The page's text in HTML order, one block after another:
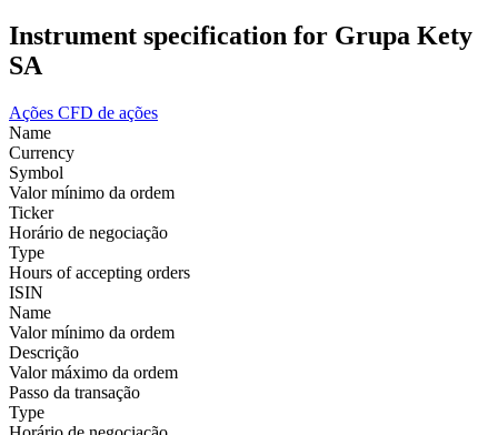
Instrument specification for Grupa Kety
SA
Ações CFD de ações
Name
Currency
Symbol
Valor mínimo da ordem
Ticker
Horário de negociação
Type
Hours of accepting orders
ISIN
Name
Valor mínimo da ordem
Descrição
Valor máximo da ordem
Passo da transação
Type